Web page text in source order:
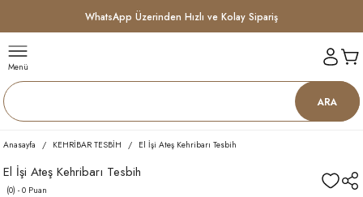
WhatsApp Üzerinden Hızlı ve Kolay Sipariş
Menü
ARA
Anasayfa KEHRİBAR TESBİH El İşi Ateş Kehribarı Tesbih
El İşi Ateş Kehribarı Tesbih
(0) - 0 Puan